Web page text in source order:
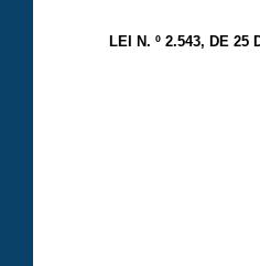
LEI N. º 2.543, DE 25